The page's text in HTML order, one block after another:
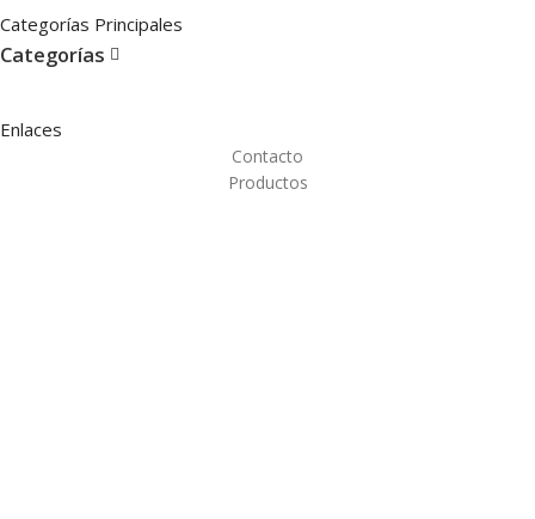
Categorías Principales
Categorías
Enlaces
Contacto
Productos